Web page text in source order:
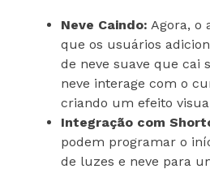
Neve Caindo: Agora, o
que os usuários
de neve suave que cai
neve interage com o
criando um efeito
Integração com
podem programar o
de luzes e neve para